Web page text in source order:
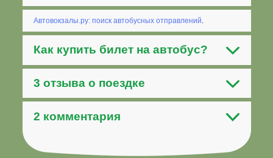
Автовокзалы.ру: поиск автобусных отправлений
Как купить билет на автобус?
3 отзыва о поездке
2 комментария